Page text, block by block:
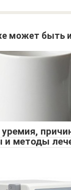
может быть
уремия,
методы